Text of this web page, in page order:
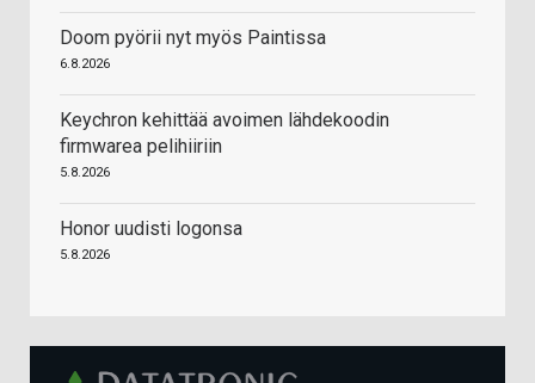
Doom pyörii nyt myös Paintissa
6.8.2026
Keychron kehittää avoimen lähdekoodin
firmwarea pelihiiriin
5.8.2026
Honor uudisti logonsa
5.8.2026